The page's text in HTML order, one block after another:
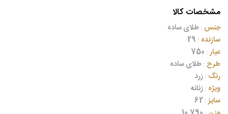
مشخصات کالا
جنس :طلای ساده
سازنده :
عیار:
طرح :طلای ساده
رنگ :زرد
ویژه :زنانه
سایز: